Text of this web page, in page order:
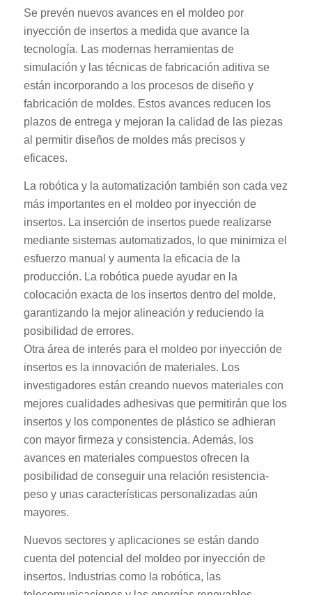
Se prevén nuevos avances en el moldeo por
inyección de insertos a medida que avance la
tecnología. Las modernas herramientas de
simulación y las técnicas de fabricación aditiva se
están incorporando a los procesos de diseño y
fabricación de moldes. Estos avances reducen los
plazos de entrega y mejoran la calidad de las piezas
al permitir diseños de moldes más precisos y
eficaces.
La robótica y la automatización también son cada vez
más importantes en el moldeo por inyección de
insertos. La inserción de insertos puede realizarse
mediante sistemas automatizados, lo que minimiza el
esfuerzo manual y aumenta la eficacia de la
producción. La robótica puede ayudar en la
colocación exacta de los insertos dentro del molde,
garantizando la mejor alineación y reduciendo la
posibilidad de errores.
Otra área de interés para el moldeo por inyección de
insertos es la innovación de materiales. Los
investigadores están creando nuevos materiales con
mejores cualidades adhesivas que permitirán que los
insertos y los componentes de plástico se adhieran
con mayor firmeza y consistencia. Además, los
avances en materiales compuestos ofrecen la
posibilidad de conseguir una relación resistencia-
peso y unas características personalizadas aún
mayores.
Nuevos sectores y aplicaciones se están dando
cuenta del potencial del moldeo por inyección de
insertos. Industrias como la robótica, las